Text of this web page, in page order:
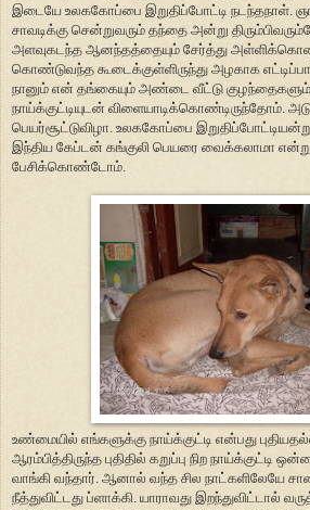
இடையே உலககோப்பை இறுதிப்போட்டி நடந்தநாள்.
சாவடிக்கு சென்றுவரும் தந்தை அன்று
அளவுகடந்த ஆனந்தத்தையும் சேர்த்து
கொண்டுவந்த கூடைக்குள்ளிருந்து அழகாக
நானும் என் தங்கையும் அண்டை வீட்டு குழந்தைகளும்
நாய்க்குட்டியுடன் விளையாடிக்கொண்டிருந்தோம்.
பெயர்சூட்டுவிழா. உலககோப்பை
இந்திய கேப்டன் கங்குலி பெயரை வைக்கலாமா
பேசிக்கொண்டோம்.
உண்மையில் எங்களுக்கு நாய்க்குட்டி என்பது
ஆரம்பித்திருந்த புதிதில் கறுப்பு நிற
வாங்கி வந்தார். ஆனால் வந்த சில நாட்களிலேயே
நீத்துவிட்டது ப்ளாக்கி. யாராவது இறந்துவிட்டால்